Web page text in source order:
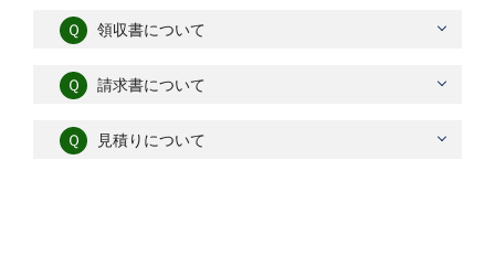
Ｑ 領収書について
Ｑ 請求書について
Ｑ 見積りについて